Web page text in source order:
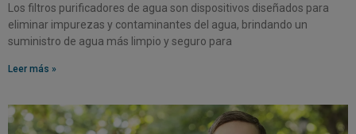
Los filtros purificadores de agua son dispositivos diseñados para
eliminar impurezas y contaminantes del agua, brindando un
suministro de agua más limpio y seguro para
Leer más »